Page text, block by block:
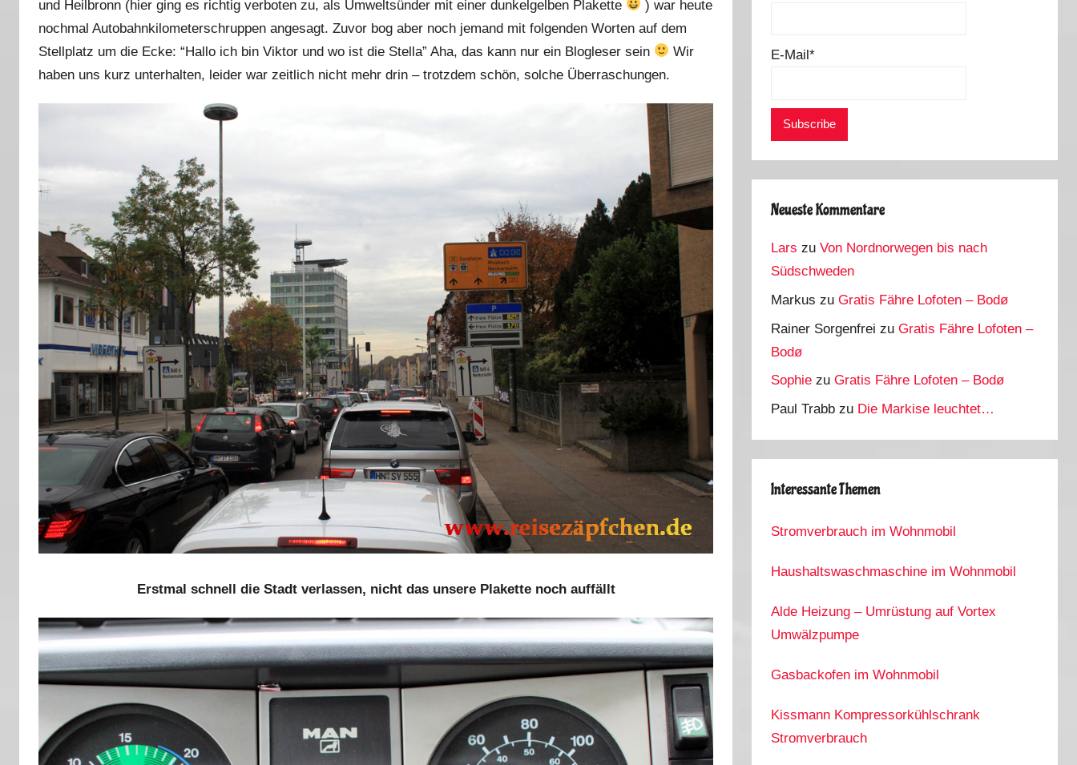
r
k
u
und Heilbronn (hier ging es richtig verboten zu, als Umweltsünder mit einer dunkelgelben Plakette
) war heute
nochmal Autobahnkilometerschruppen angesagt. Zuvor bog aber noch jemand mit folgenden Worten auf dem
Stellplatz um die Ecke: “Hallo ich bin Viktor und wo ist die Stella” Aha, das kann nur ein Blogleser sein
Wir
haben uns kurz unterhalten, leider war zeitlich nicht mehr drin – trotzdem schön, solche Überraschungen.
Erstmal schnell die Stadt verlassen, nicht das unsere Plakette noch auffällt
E-Mail*
Neueste Kommentare
Lars zuVon Nordnorwegen bis nach
Südschweden
Markus zuGratis Fähre Lofoten – Bodø
Rainer Sorgenfrei zuGratis Fähre Lofoten –
Bodø
Sophie zuGratis Fähre Lofoten – Bodø
Paul Trabb zu Die Markise leuchtet…
Interessante Themen
Stromverbrauch im Wohnmobil
Haushaltswaschmaschine im Wohnmobil
Alde Heizung – Umrüstung auf Vortex
Umwälzpumpe
Gasbackofen im Wohnmobil
Kissmann Kompressorkühlschrank
Stromverbrauch